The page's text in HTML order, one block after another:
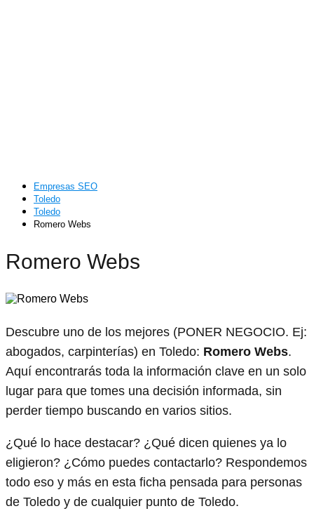
Empresas SEO
Toledo
Toledo
Romero Webs
Romero Webs
Descubre uno de los mejores (PONER NEGOCIO. Ej:
abogados, carpinterías) en Toledo: Romero Webs.
Aquí encontrarás toda la información clave en un solo
lugar para que tomes una decisión informada, sin
perder tiempo buscando en varios sitios.
¿Qué lo hace destacar? ¿Qué dicen quienes ya lo
eligieron? ¿Cómo puedes contactarlo? Respondemos
todo eso y más en esta ficha pensada para personas
de Toledo y de cualquier punto de Toledo.